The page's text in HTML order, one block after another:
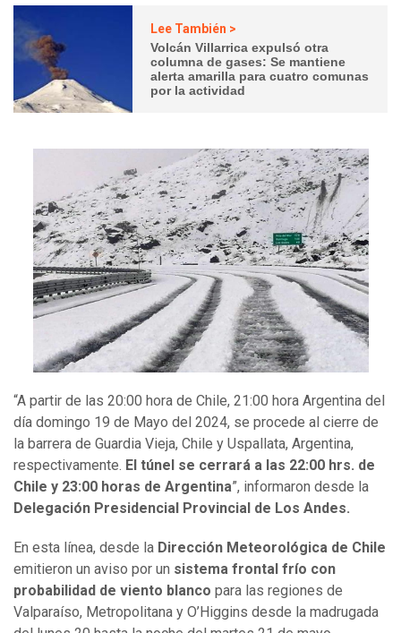
Lee También >
Volcán Villarrica expulsó otra
columna de gases: Se mantiene
alerta amarilla para cuatro comunas
por la actividad
“A partir de las 20:00 hora de Chile, 21:00 hora Argentina del
día domingo 19 de Mayo del 2024, se procede al cierre de
la barrera de Guardia Vieja, Chile y Uspallata, Argentina,
respectivamente. El túnel se cerrará a las 22:00 hrs. de
Chile y 23:00 horas de Argentina”, informaron desde la
Delegación Presidencial Provincial de Los Andes.
En esta línea, desde la Dirección Meteorológica de Chile
emitieron un aviso por un sistema frontal frío con
probabilidad de viento blanco para las regiones de
Valparaíso, Metropolitana y O’Higgins desde la madrugada